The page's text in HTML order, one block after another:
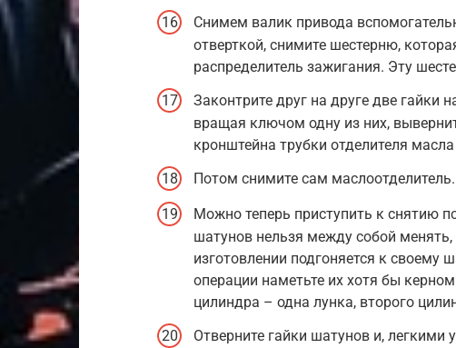
Снимем валик привода
отверткой, снимите шестерню,
распределитель зажигания. Эту
Законтрите друг на друге две гайки
вращая ключом одну из них,
кронштейна трубки отделителя
Потом снимите сам маслоотделитель.
Можно теперь приступить к снятию
шатунов нельзя между собой
изготовлении подгоняется к своему
операции наметьте их хотя бы
цилиндра – одна лунка, второго
Отверните гайки шатунов и,